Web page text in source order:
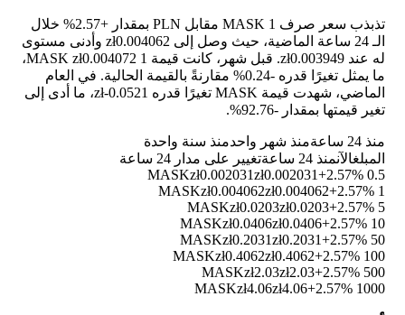
تذبذب سعر صرف 1 MASK مقابل PLN بمقدار +2.57%
خلال
الـ 24 ساعة الماضية، حيث وصل إلى zł0.004062 وأدنى مستوى
له عند zł0.003949. قبل شهر، كانت قيمة 1 MASK zł0.004072،
ما يمثل تغيرًا قدره -0.24%
مقارنةً بالقيمة الحالية. في العام
الماضي، شهدت قيمة MASK تغيرًا قدره zł-0.0521، ما أدى إلى
تغير قيمتها بمقدار -92.76%
.
منذ 24 ساعة منذ شهر واحدمنذ سنة واحدة
المبلغالآنمنذ 24 ساعة
تغيير على مدار 24 ساعة
0.5 MASK
zł0.002031zł0.002031+2.57%
1 MASK
zł0.004062zł0.004062+2.57%
5 MASK
zł0.0203zł0.0203+2.57%
10 MASK
zł0.0406zł0.0406+2.57%
50 MASK
zł0.2031zł0.2031+2.57%
100 MASK
zł0.4062zł0.4062+2.57%
500 MASK
zł2.03zł2.03+2.57%
1000 MASK
zł4.06zł4.06+2.57%